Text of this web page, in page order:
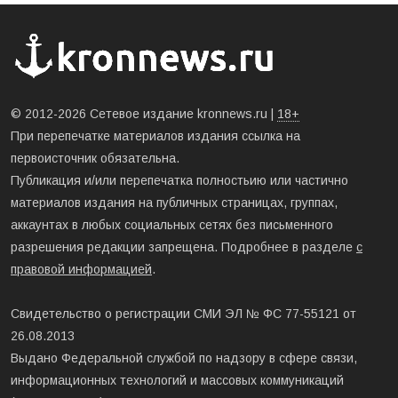
© 2012-2026 Сетевое издание kronnews.ru | 18+
При перепечатке материалов издания ссылка на
первоисточник обязательна.
Публикация и/или перепечатка полностьию или частично
материалов издания на публичных страницах, группах,
аккаунтах в любых социальных сетях без письменного
разрешения редакции запрещена. Подробнее в разделе с
правовой информацией.
Свидетельство о регистрации СМИ ЭЛ № ФС 77-55121 от
26.08.2013
Выдано Федеральной службой по надзору в сфере связи,
информационных технологий и массовых коммуникаций